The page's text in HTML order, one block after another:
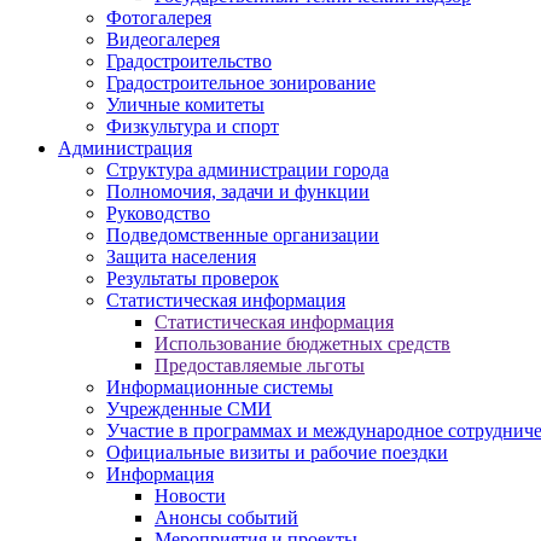
Фотогалерея
Видеогалерея
Градостроительство
Градостроительное зонирование
Уличные комитеты
Физкультура и спорт
Администрация
Структура администрации города
Полномочия, задачи и функции
Руководство
Подведомственные организации
Защита населения
Результаты проверок
Статистическая информация
Статистическая информация
Использование бюджетных средств
Предоставляемые льготы
Информационные системы
Учрежденные СМИ
Участие в программах и международное
Официальные визиты и рабочие поездки
Информация
Новости
Анонсы событий